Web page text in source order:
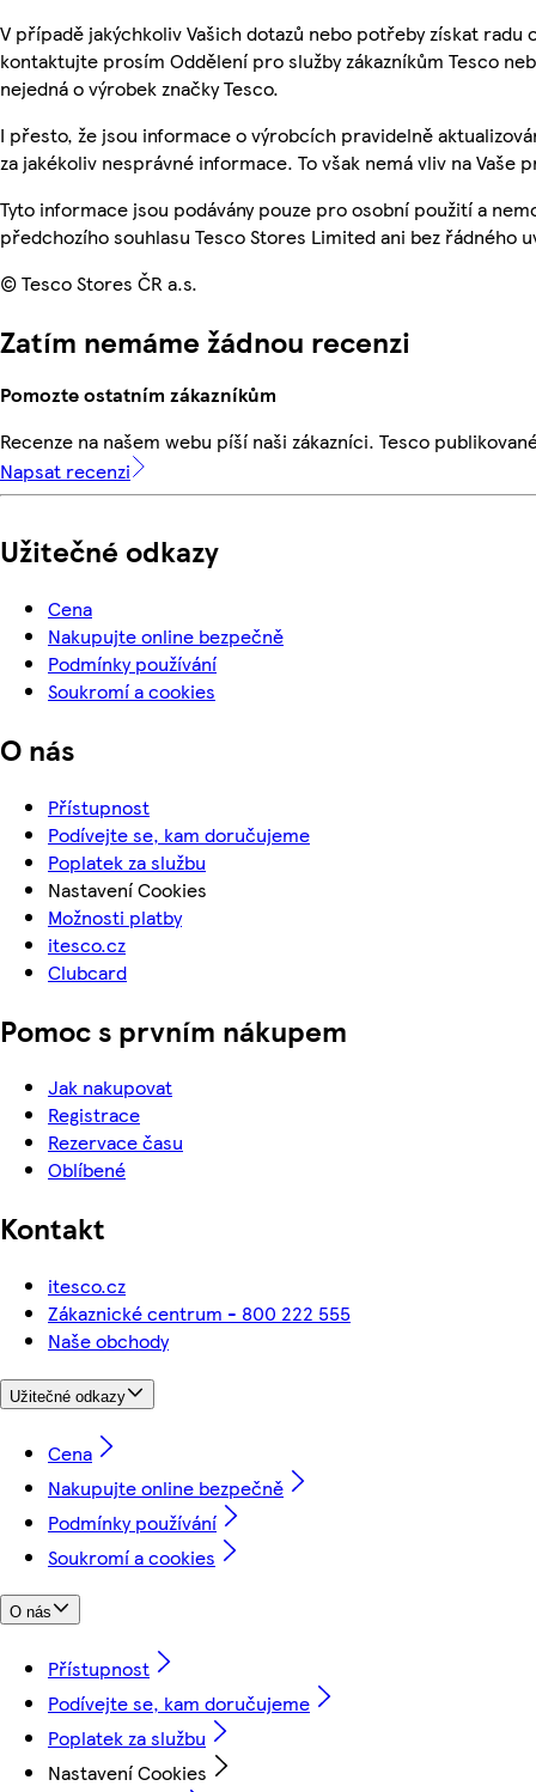
V případě jakýchkoliv Vašich dotazů nebo potřeby získat radu
kontaktujte prosím Oddělení pro služby zákazníkům Tesco
nejedná o výrobek značky Tesco.
I přesto, že jsou informace o výrobcích pravidelně
za jakékoliv nesprávné informace. To však nemá vliv na Vaše
Tyto informace jsou podávány pouze pro osobní použití a
předchozího souhlasu Tesco Stores Limited ani bez řádného
© Tesco Stores ČR a.s.
Zatím nemáme žádnou recenzi
Pomozte ostatním zákazníkům
Recenze na našem webu píší naši zákazníci. Tesco
Napsat recenzi
Užitečné odkazy
Cena
Nakupujte online bezpečně
Podmínky používání
Soukromí a cookies
O nás
Přístupnost
Podívejte se, kam doručujeme
Poplatek za službu
Nastavení Cookies
Možnosti platby
itesco.cz
Clubcard
Pomoc s prvním nákupem
Jak nakupovat
Registrace
Rezervace času
Oblíbené
Kontakt
itesco.cz
Zákaznické centrum - 800 222 555
Naše obchody
Užitečné odkazy
Cena
Nakupujte online bezpečně
Podmínky používání
Soukromí a cookies
O nás
Přístupnost
Podívejte se, kam doručujeme
Poplatek za službu
Nastavení Cookies